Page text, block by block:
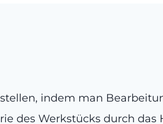
indem man
des Werkstücks durch